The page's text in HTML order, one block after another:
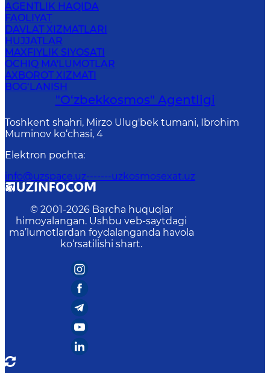
AGENTLIK HAQIDA
FAOLIYAT
DAVLAT XIZMATLARI
HUJJATLAR
MAXFIYLIK SIYOSATI
OCHIQ MA'LUMOTLAR
AXBOROT XIZMATI
BOG‘LANISH
"O‘zbekkosmos" Agentligi
Toshkent shahri, Mirzo Ulug'bek tumani, Ibrohim
Muminov ko‘chasi, 4
Elektron pochta:
info@uzspace.uz-------uzkosmosexat.uz
© 2001-2026 Barcha huquqlar
himoyalangan. Ushbu veb-saytdagi
ma’lumotlardan foydalanganda havola
ko‘rsatilishi shart.